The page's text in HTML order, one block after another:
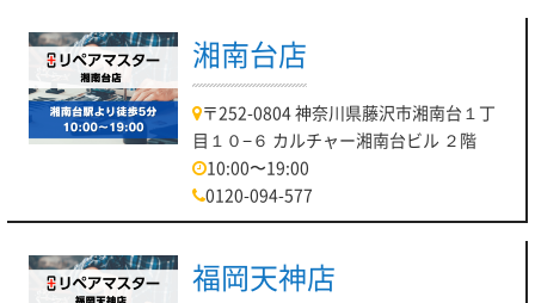
【【パソコン修理リペアマスター川口店】ノ
ートパソコンの内蔵バッテリー交換可能で
す】
パソコン修理リペアマスター川口店でございます！
本日７月１７日 日曜日の営業時間は 10：00～20：00 となっ
湘南台店
〒252-0804 神奈川県藤沢市湘南台１丁
目１０−６ カルチャー湘南台ビル ２階
10:00〜19:00
0120-094-577
福岡天神店